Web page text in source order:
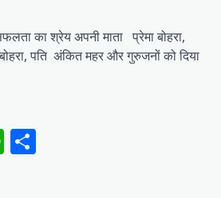
का श्रेय अपनी माता प्रेमा बोहरा,
पति अंकित महर और गुरुजनों को दिया
WhatsApp